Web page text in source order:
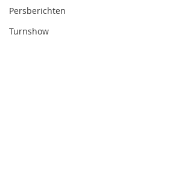
Persberichten
Turnshow